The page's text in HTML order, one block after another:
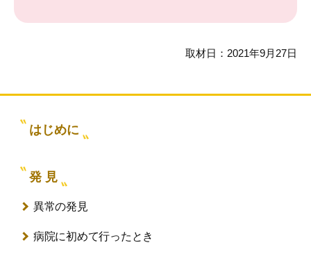
取材日：2021年9月27日
はじめに
発 見
異常の発見
病院に初めて行ったとき